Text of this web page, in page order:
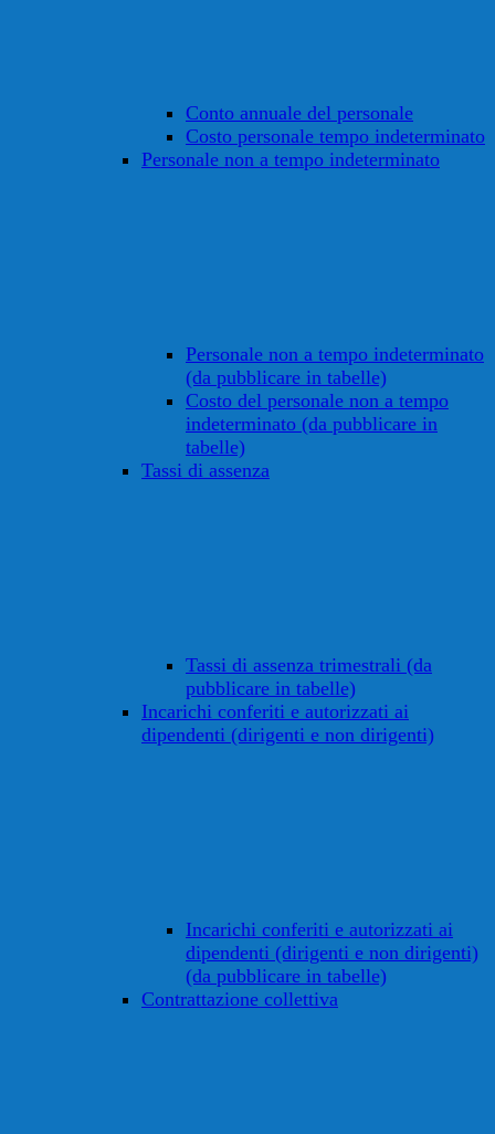
Conto annuale del personale
Costo personale tempo indeterminato
Personale non a tempo indeterminato
Personale non a tempo indeterminato
(da pubblicare in tabelle)
Costo del personale non a tempo
indeterminato (da pubblicare in
tabelle)
Tassi di assenza
Tassi di assenza trimestrali (da
pubblicare in tabelle)
Incarichi conferiti e autorizzati ai
dipendenti (dirigenti e non dirigenti)
Incarichi conferiti e autorizzati ai
dipendenti (dirigenti e non dirigenti)
(da pubblicare in tabelle)
Contrattazione collettiva